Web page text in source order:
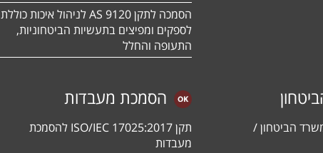
הסמכה לתקן 9120 AS לניהול איכות כוללת
לספקים ומפיצים בתעשיות הביטחוניות,
התעופה והחלל
הביטחון /
הסמכת מעבדות
תקן ISO/IEC 17025:2017 להסמכת
מעבדות